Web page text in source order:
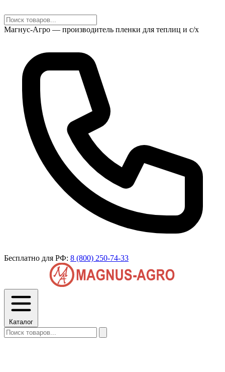
Магнус-Агро — производитель пленки для теплиц и с/х
Бесплатно для РФ: 8 (800) 250-74-33
Каталог